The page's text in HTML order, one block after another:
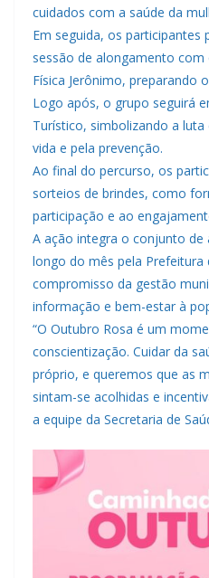
cuidados com a saúde da
Em seguida, os participantes
sessão de alongamento
Física Jerônimo, preparando
Logo após, o grupo seguirá
Turístico, simbolizando a luta
vida e pela prevenção.
Ao final do percurso, os
sorteios de brindes, como
participação e ao
A ação integra o conjunto de
longo do mês pela
compromisso da gestão
informação e bem-estar à
“O Outubro Rosa é um
conscientização. Cuidar da
próprio, e queremos que as
sintam-se acolhidas e
a equipe da Secretaria de